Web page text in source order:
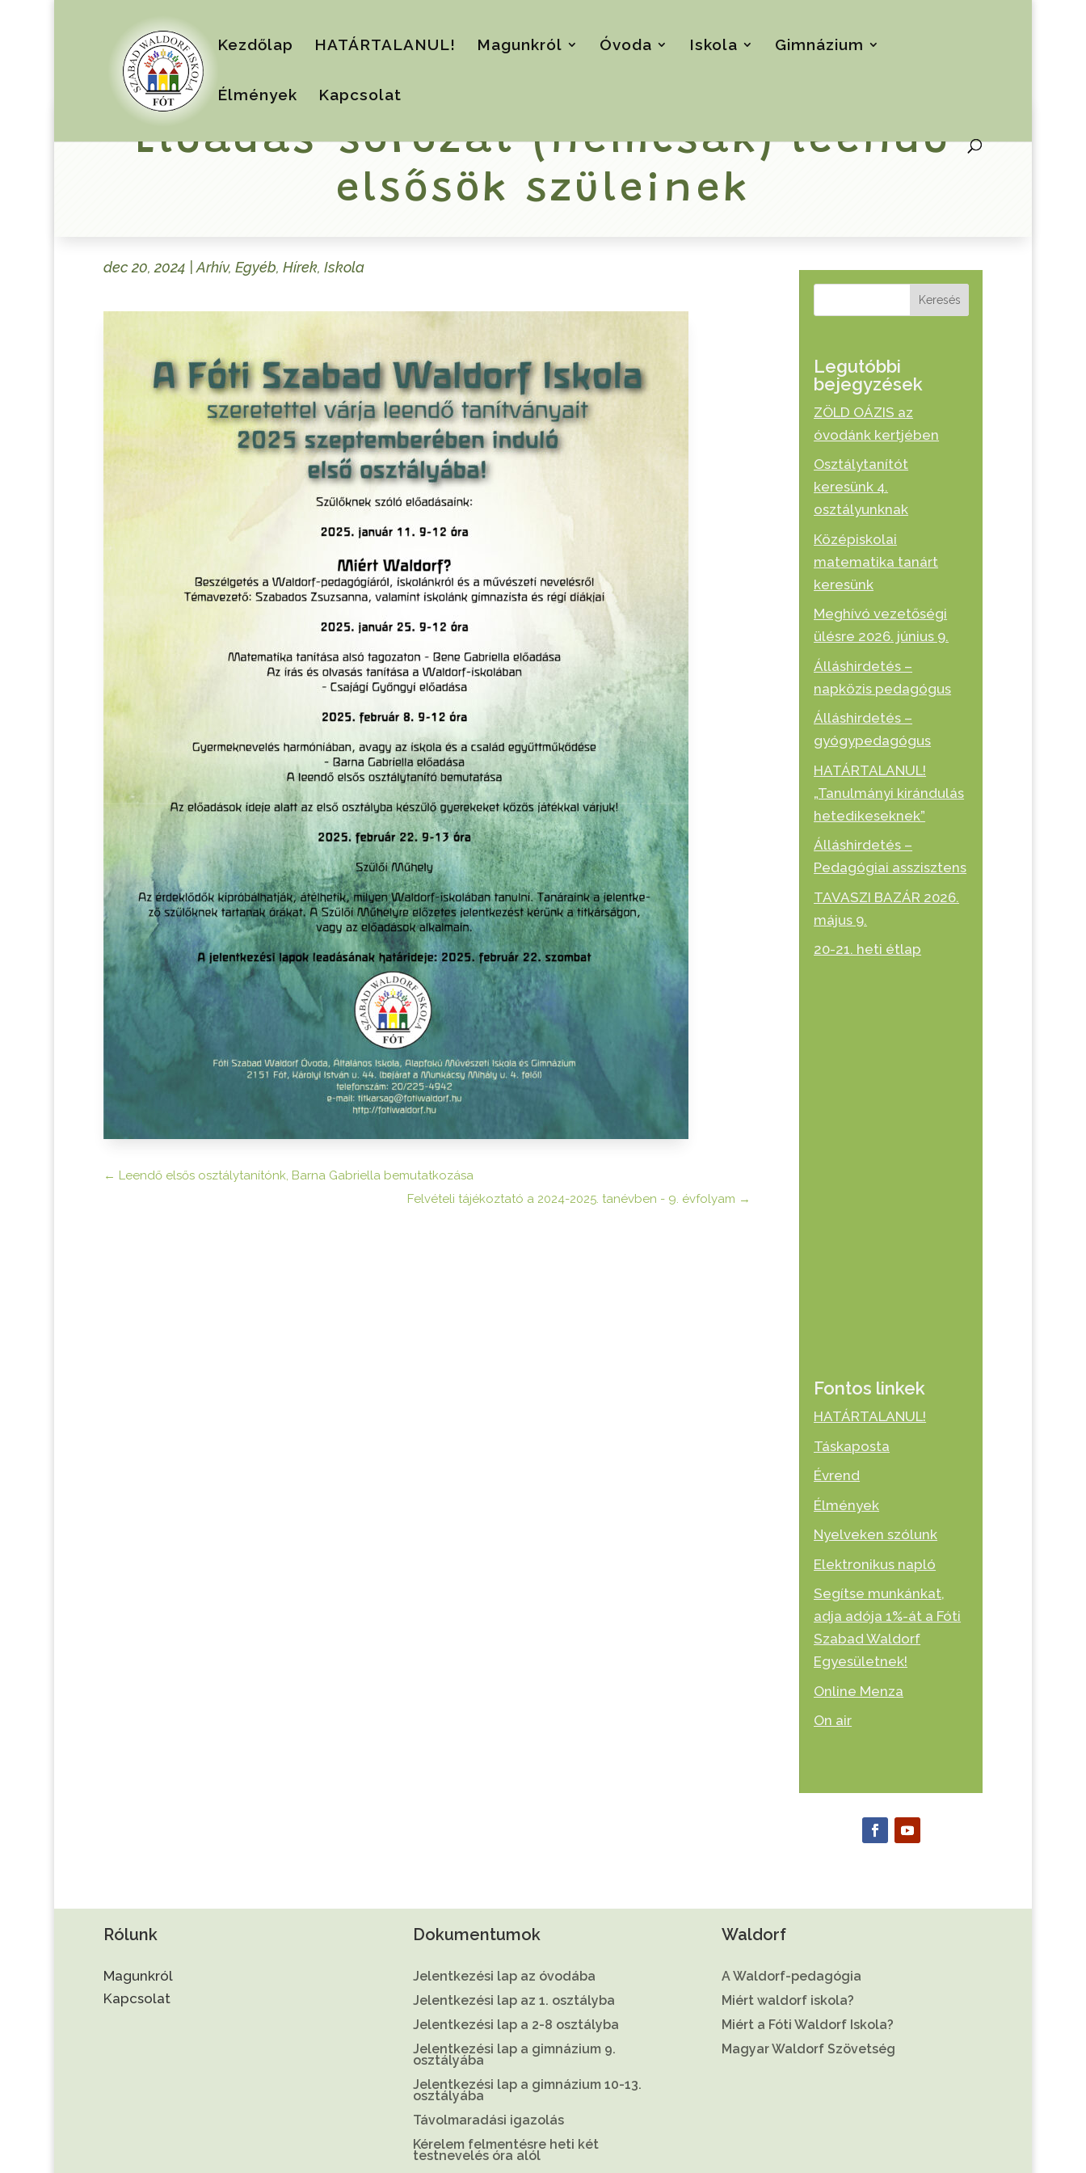
Kezdőlap HATÁRTALANUL! Magunkról Óvoda Iskola Gimnázium
Élmények Kapcsolat
Előadás-sorozat (nemcsak) leendő
elsősök szüleinek
dec 20, 2024 Arhív, Egyéb, Hírek, Iskola
← Leendő elsős osztálytanítónk, Barna Gabriella bemutatkozása
Felvételi tájékoztató a 2024-2025. tanévben - 9. évfolyam →
Keresés
Legutóbbi
bejegyzések
ZÖLD OÁZIS az
óvodánk kertjében
Osztálytanítót
keresünk 4.
osztályunknak
Középiskolai
matematika tanárt
keresünk
Meghívó vezetőségi
ülésre 2026. június 9.
Álláshirdetés –
napközis pedagógus
Álláshirdetés –
gyógypedagógus
HATÁRTALANUL!
„Tanulmányi kirándulás
hetedikeseknek”
Álláshirdetés –
Pedagógiai asszisztens
TAVASZI BAZÁR 2026.
május 9.
20-21. heti étlap
Fontos linkek
HATÁRTALANUL!
Táskaposta
Évrend
Élmények
Nyelveken szólunk
Elektronikus napló
Segítse munkánkat,
adja adója 1%-át a Fóti
Szabad Waldorf
Egyesületnek!
Online Menza
On air
Rólunk
Magunkról
Kapcsolat
Dokumentumok
Jelentkezési lap az óvodába
Jelentkezési lap az 1. osztályba
Jelentkezési lap a 2-8 osztályba
Jelentkezési lap a gimnázium 9.
osztályába
Jelentkezési lap a gimnázium 10-13.
osztályába
Távolmaradási igazolás
Kérelem felmentésre heti két
testnevelés óra alól
Waldorf
A Waldorf-pedagógia
Miért waldorf iskola?
Miért a Fóti Waldorf Iskola?
Magyar Waldorf Szövetség